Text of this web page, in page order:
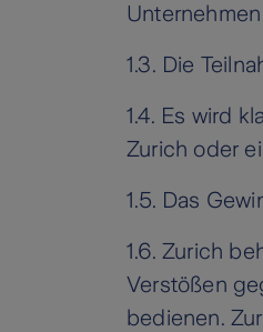
1.3. Die
1.4. Es wird
Zurich oder
1.5. Das
1.6. Zurich
Verstößen
bedienen.